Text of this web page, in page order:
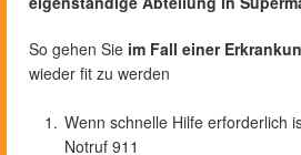
So gehen Sie im Fall einer
wieder fit zu werden
Wenn schnelle Hilfe erforderlich
Notruf 911